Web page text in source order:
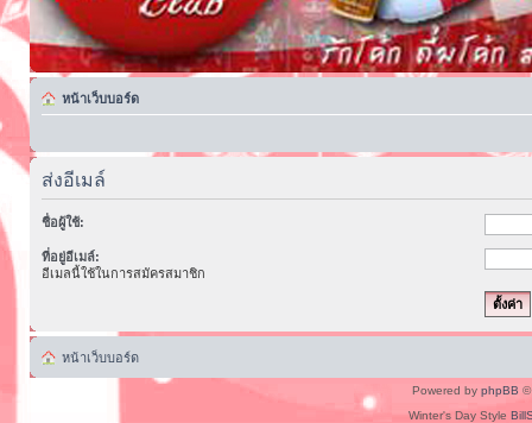
หน้าเว็บบอร์ด
ส่งอีเมล์
ชื่อผู้ใช้:
ที่อยู่อีเมล์:
อีเมลนี้ใช้ในการสมัครสมาชิก
หน้าเว็บบอร์ด
Powered by phpBB ©
Winter's Day Style